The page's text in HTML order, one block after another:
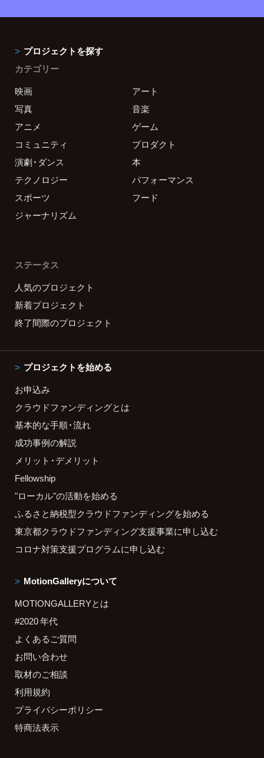
プロジェクトを探す
カテゴリー
映画
アート
写真
音楽
アニメ
ゲーム
コミュニティ
プロダクト
演劇・ダンス
本
テクノロジー
パフォーマンス
スポーツ
フード
ジャーナリズム
ステータス
人気のプロジェクト
新着プロジェクト
終了間際のプロジェクト
プロジェクトを始める
お申込み
クラウドファンディングとは
基本的な手順・流れ
成功事例の解説
メリット・デメリット
Fellowship
"ローカル"の活動を始める
ふるさと納税型クラウドファンディングを始める
東京都クラウドファンディング支援事業に申し込む
コロナ対策支援プログラムに申し込む
MotionGalleryについて
MOTIONGALLERYとは
#2020 年代
よくあるご質問
お問い合わせ
取材のご相談
利用規約
プライバシーポリシー
特商法表示